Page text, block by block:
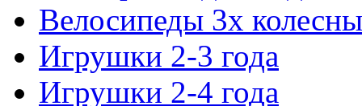
Велосипеды 3х
Игрушки 2-3 года
Игрушки 2-4 года